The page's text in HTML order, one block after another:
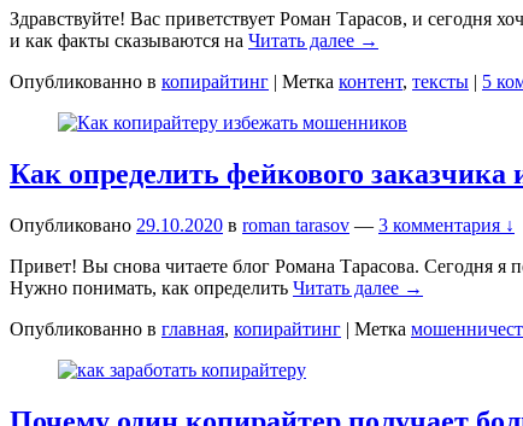
Здравствуйте! Вас приветствует Роман Тарасов, и сегодня
и как факты сказываются на Читать далее →
Опубликованно в копирайтинг | Метка контент, тексты | 5
Как определить фейкового
Опубликовано 29.10.2020 в roman tarasov — 3 комментария ↓
Привет! Вы снова читаете блог Романа Тарасова. Сегодня я
Нужно понимать, как определить Читать далее →
Опубликованно в главная, копирайтинг | Метка